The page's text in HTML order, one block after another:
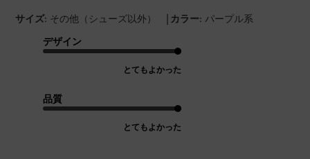
サイズ: その他（シューズ以外） | カラー: パープル系
デザイン
とてもよかった
品質
とてもよかった